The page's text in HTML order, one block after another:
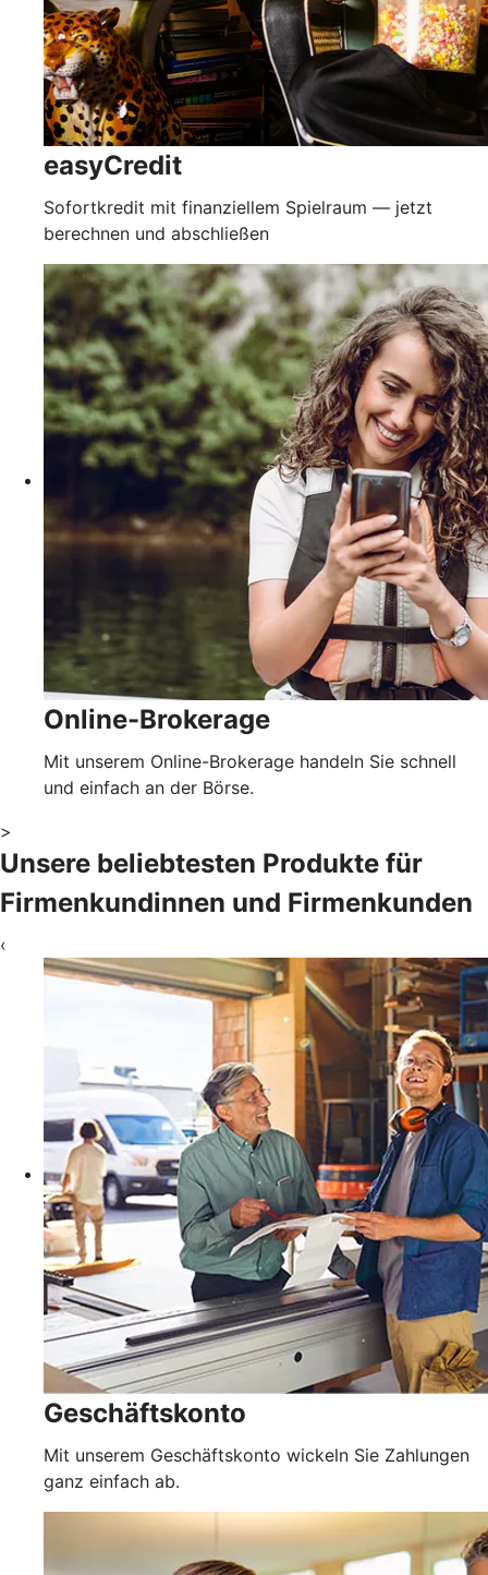
easyCredit
Sofortkredit mit finanziellem Spielraum — jetzt
berechnen und abschließen
Online-Brokerage
Mit unserem Online-Brokerage handeln Sie schnell
und einfach an der Börse.
>
Unsere beliebtesten Produkte für
Firmenkundinnen und Firmenkunden
‹
Geschäftskonto
Mit unserem Geschäftskonto wickeln Sie Zahlungen
ganz einfach ab.